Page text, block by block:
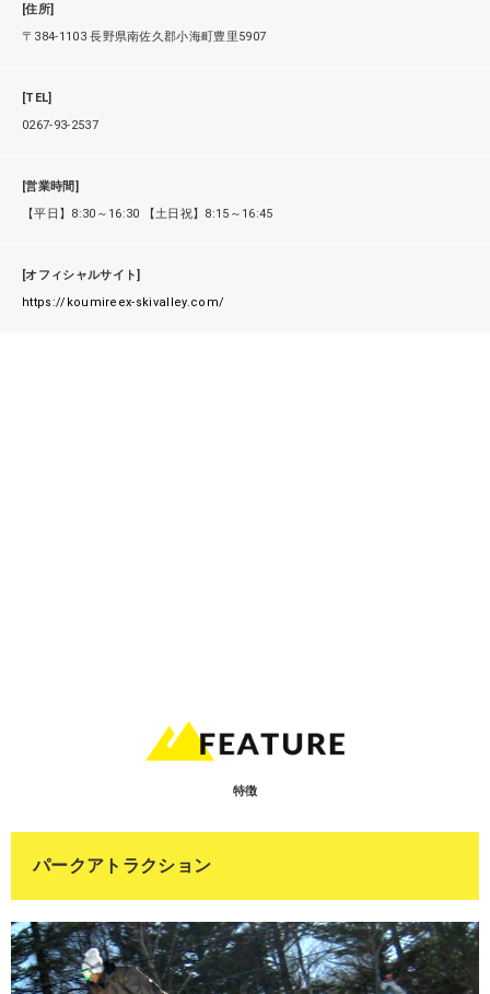
[住所]
〒384-1103 長野県南佐久郡小海町豊里5907
[TEL]
0267-93-2537
[営業時間]
【平日】8:30～16:30 【土日祝】8:15～16:45
[オフィシャルサイト]
https://koumireex-skivalley.com/
特徴
パークアトラクション